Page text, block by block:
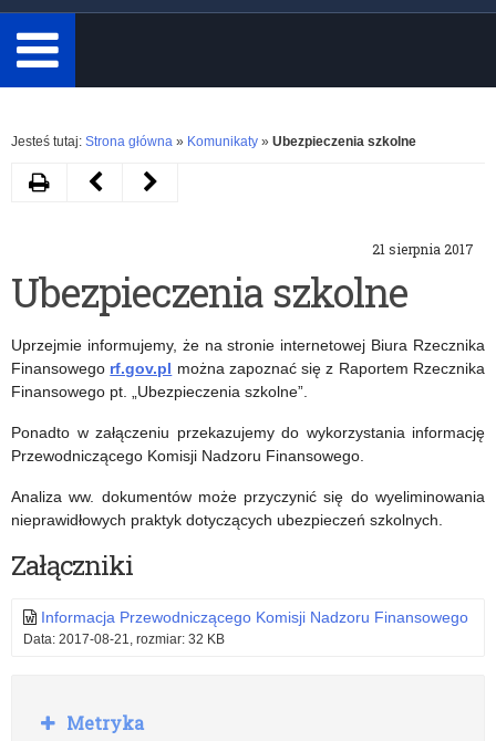
minimum
3
znaki.
Rozwiń
Jesteś tutaj: Strona główna » Komunikaty » Ubezpieczenia szkolne
21 sierpnia 2017
Ubezpieczenia szkolne
Uprzejmie informujemy, że na stronie internetowej Biura Rzecznika
Finansowego rf.gov.pl można zapoznać się z Raportem Rzecznika
Finansowego pt. „Ubezpieczenia szkolne”.
Ponadto w załączeniu przekazujemy do wykorzystania informację
Przewodniczącego Komisji Nadzoru Finansowego.
Analiza ww. dokumentów może przyczynić się do wyeliminowania
nieprawidłowych praktyk dotyczących ubezpieczeń szkolnych.
Załączniki
Informacja Przewodniczącego Komisji Nadzoru Finansowego
Data: 2017-08-21, rozmiar: 32 KB
DrukujNastępny
WMZPN
nożna
w
szkole”
Poprzedni
z
badania
Nastolatki
R
o
Metryka